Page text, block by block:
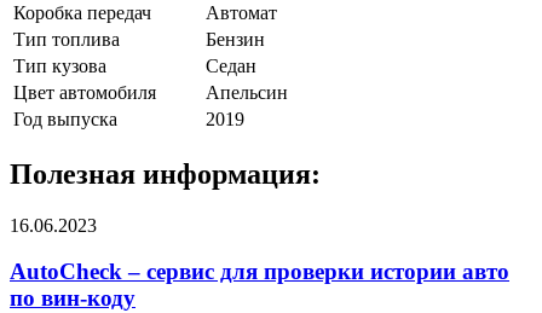
Коробка передач
Автомат
Тип топлива
Бензин
Тип кузова
Седан
Цвет автомобиля
Апельсин
Год выпуска
2019
Полезная информация:
16.06.2023
AutoCheck – сервис для проверки истории авто
по вин-коду